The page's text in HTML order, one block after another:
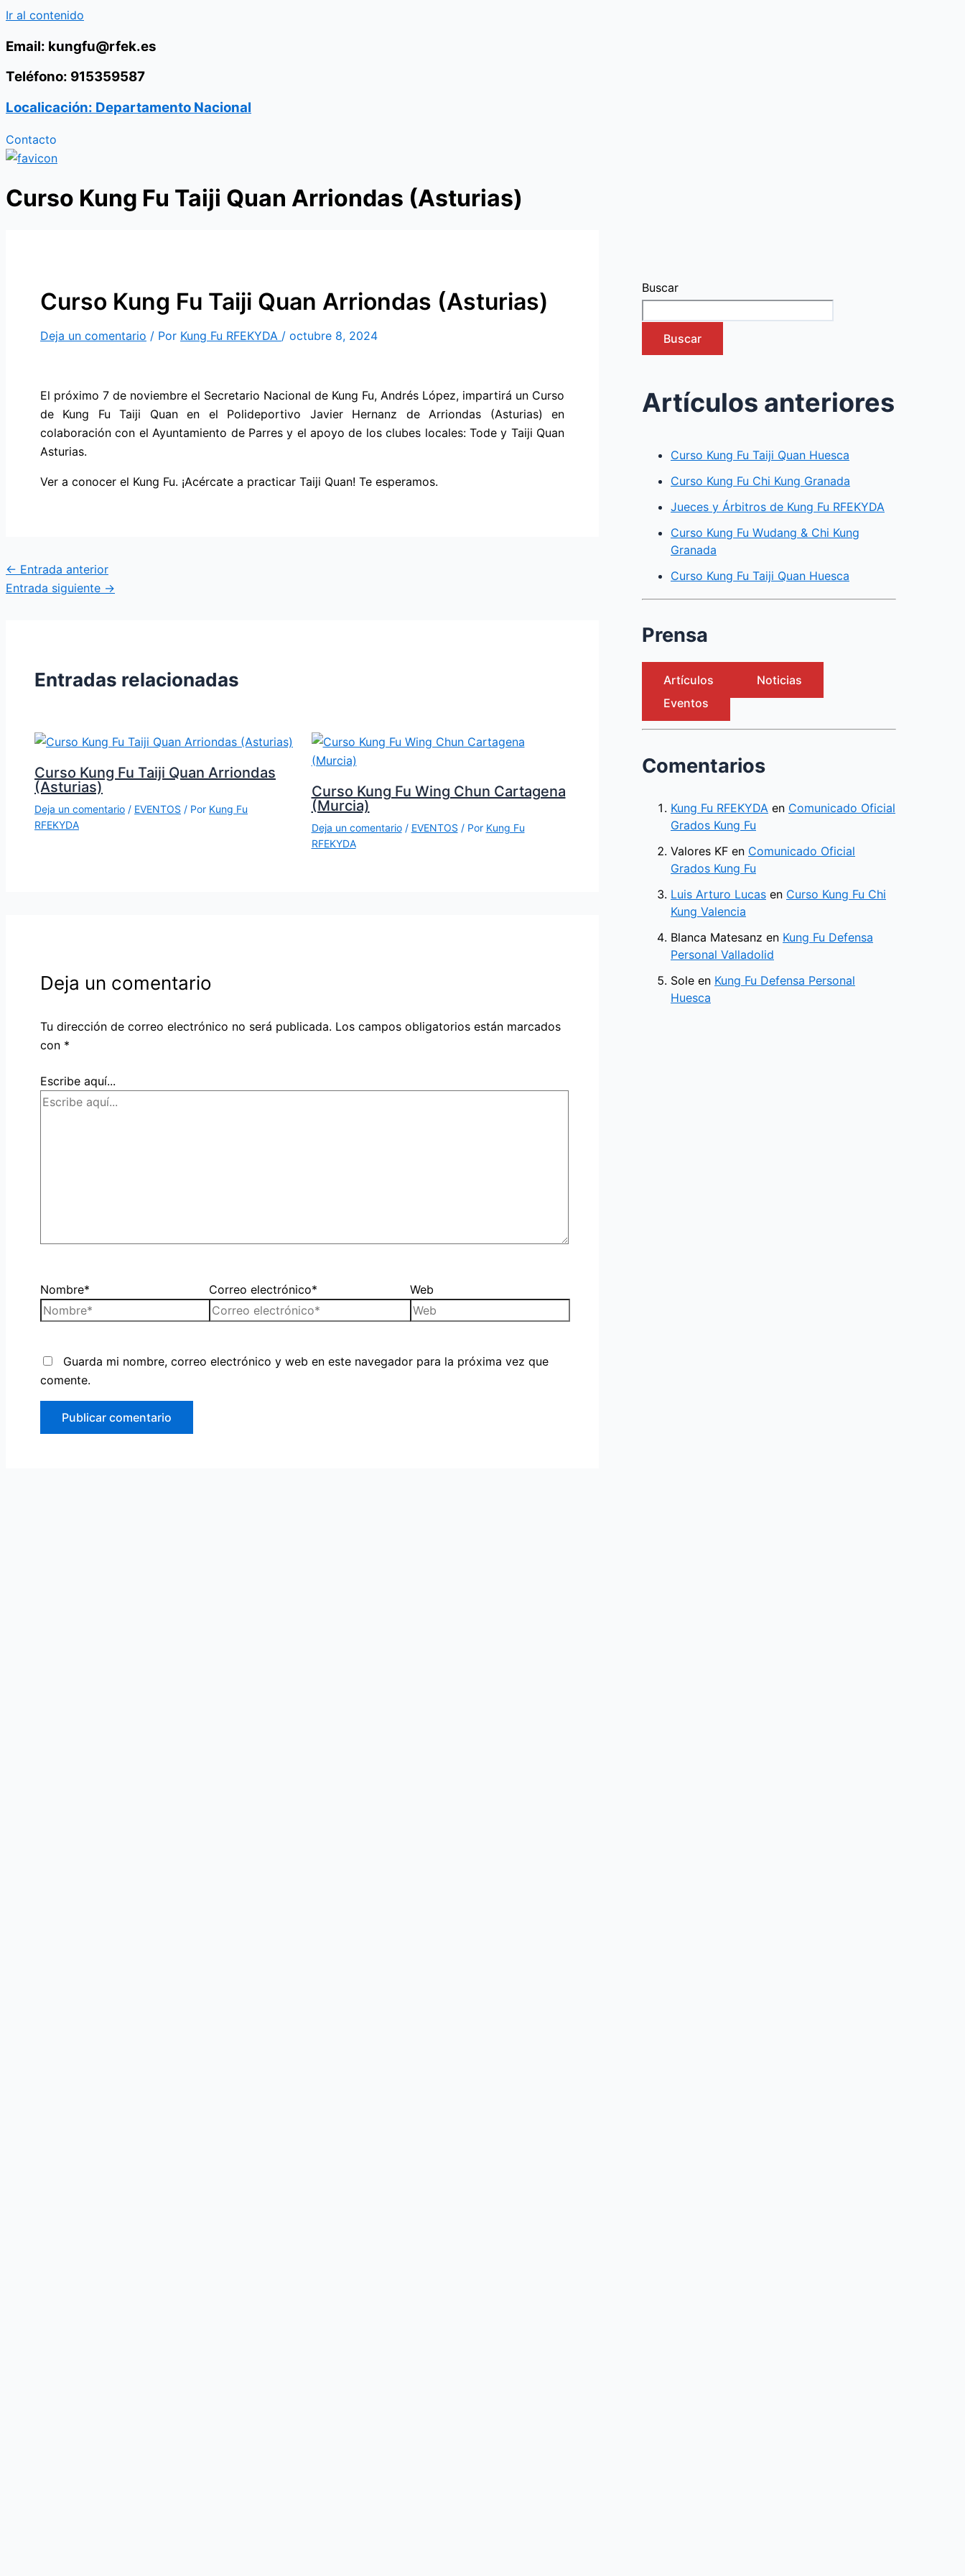
Ir al contenido
Email: kungfu@rfek.es
Teléfono: 915359587
Localicación: Departamento Nacional
Contacto
Curso Kung Fu Taiji Quan Arriondas (Asturias)
Curso Kung Fu Taiji Quan Arriondas (Asturias)
Deja un comentario / Por Kung Fu RFEKYDA / octubre 8, 2024
El próximo 7 de noviembre el Secretario Nacional de Kung Fu, Andrés López, impartirá un Curso
de Kung Fu Taiji Quan en el Polideportivo Javier Hernanz de Arriondas (Asturias) en
colaboración con el Ayuntamiento de Parres y el apoyo de los clubes locales: Tode y Taiji Quan
Asturias.
Ver a conocer el Kung Fu. ¡Acércate a practicar Taiji Quan! Te esperamos.
← Entrada anterior
Entrada siguiente →
Entradas relacionadas
Curso Kung Fu Taiji Quan Arriondas
(Asturias)
Deja un comentario / EVENTOS / Por Kung Fu
RFEKYDA
Curso Kung Fu Wing Chun Cartagena
(Murcia)
Deja un comentario / EVENTOS / Por Kung Fu
RFEKYDA
Deja un comentario
Tu dirección de correo electrónico no será publicada. Los campos obligatorios están marcados
con *
Escribe aquí...
Nombre* Correo electrónico* Web
Guarda mi nombre, correo electrónico y web en este navegador para la próxima vez que
comente.
Buscar
Buscar
Artículos anteriores
Curso Kung Fu Taiji Quan Huesca
Curso Kung Fu Chi Kung Granada
Jueces y Árbitros de Kung Fu RFEKYDA
Curso Kung Fu Wudang & Chi Kung
Granada
Curso Kung Fu Taiji Quan Huesca
Prensa
Artículos
Noticias
Eventos
Comentarios
Kung Fu RFEKYDA en Comunicado Oficial
Grados Kung Fu
Valores KF en Comunicado Oficial
Grados Kung Fu
Luis Arturo Lucas en Curso Kung Fu Chi
Kung Valencia
Blanca Matesanz en Kung Fu Defensa
Personal Valladolid
Sole en Kung Fu Defensa Personal
Huesca